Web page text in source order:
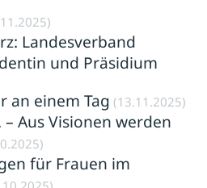
Landesverband
und Präsidium
an einem Tag (13.11.2025)
Aus Visionen werden
für Frauen im